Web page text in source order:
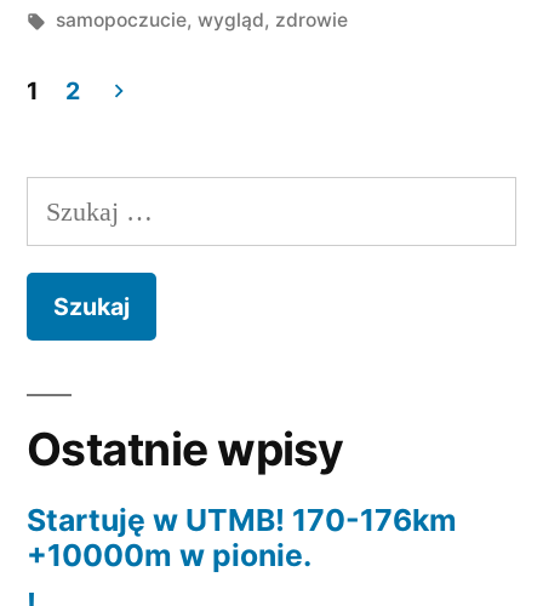
i
Tagi:
samopoczucie, wygląd, zdrowie
po
wpisach
1 2
Szukaj:
Ostatnie wpisy
Startuję w UTMB! 170-176km
+10000m w pionie.